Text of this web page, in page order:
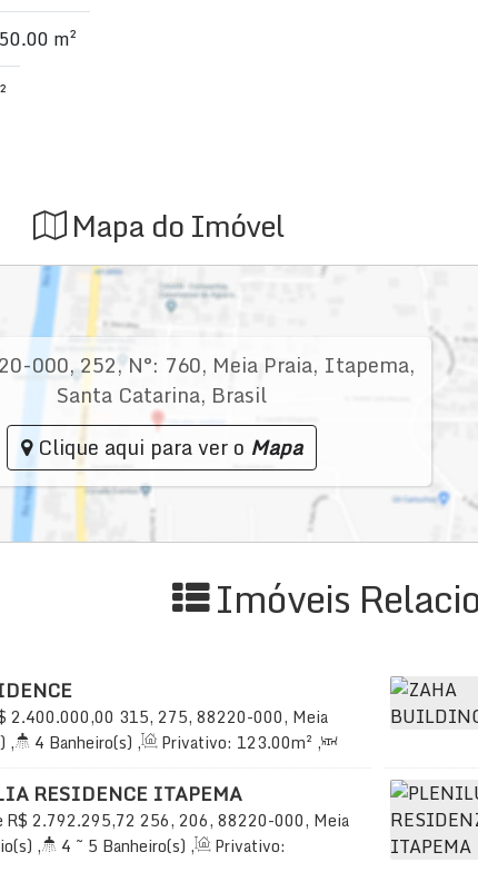
m²
Mapa do Imóvel
000,252,N°: 760, Meia Praia, Itapema,
Santa Catarina, Brasil
Clique aqui para ver o Mapa
Imóveis
2.400.000,00 315, 275, 88220-000, Meia
Catarina, Brasil
, 4 Banheiro(s) , Privativo: 123.00m² ,
, Total:270.00m², 2 Vaga(s) ,
RESIDENCE ITAPEMA
R$ 2.792.295,72 256, 206, 88220-000, Meia
Catarina, Brasil
, 4 ~ 5 Banheiro(s) , Privativo: